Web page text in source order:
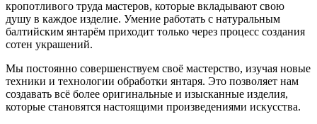
кропотливого труда мастеров, которые вкладывают свою
душу в каждое изделие. Умение работать с натуральным
балтийским янтарём приходит только через процесс создания
сотен украшений.
Мы постоянно совершенствуем своё мастерство, изучая новые
техники и технологии обработки янтаря. Это позволяет нам
создавать всё более оригинальные и изысканные изделия,
которые становятся настоящими произведениями искусства.